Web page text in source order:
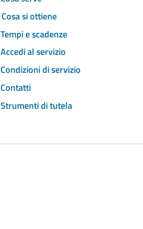
Cosa si ottiene
Tempi e scadenze
Accedi al servizio
Condizioni di servizio
Contatti
Strumenti di tutela